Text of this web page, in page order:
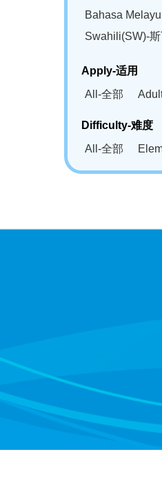
Bahasa
Swahili(SW)-
Apply-适用
All-全部
Difficulty-难度
All-全部